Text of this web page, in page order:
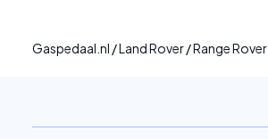
Gaspedaal.nl /Land Rover/Range Rover